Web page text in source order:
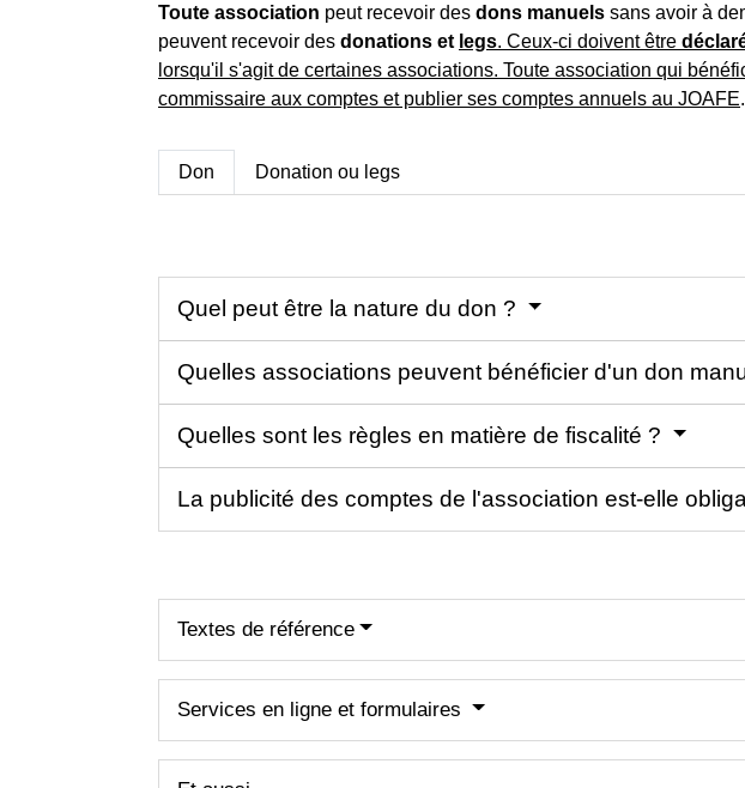
Toute association peut recevoir des dons manuels sans avoir à
peuvent recevoir des donations et legs. Ceux-ci doivent être
lorsqu'il s'agit de certaines associations. Toute association qui
commissaire aux comptes et publier ses comptes annuels au JOAFE.
Don Donation ou legs
Quel peut être la nature du don ?
Quelles associations peuvent bénéficier d'un don
Quelles sont les règles en matière de fiscalité ?
La publicité des comptes de l'association est-elle
Textes de référence
Services en ligne et formulaires